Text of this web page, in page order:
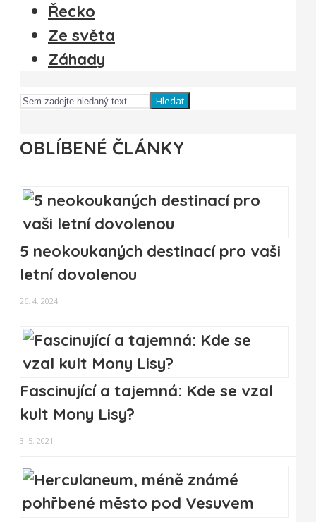
Řecko
Ze světa
Záhady
Hledat
OBLÍBENÉ ČLÁNKY
5 neokoukaných destinací pro vaši
letní dovolenou
26. 4. 2024
Fascinující a tajemná: Kde se vzal
kult Mony Lisy?
3. 5. 2021